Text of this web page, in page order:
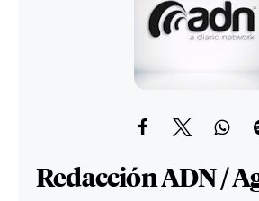
Redacción ADN /